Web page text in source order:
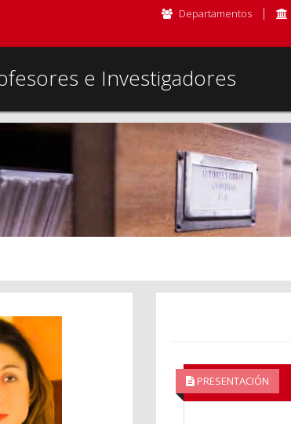
Departamentos
e Investigadores
PRESENTACIÓN